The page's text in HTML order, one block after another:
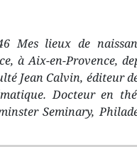
Mes lieux de
à Aix-en-Provence,
Jean Calvin, éditeur
Docteur en
Seminary,
région de Provence